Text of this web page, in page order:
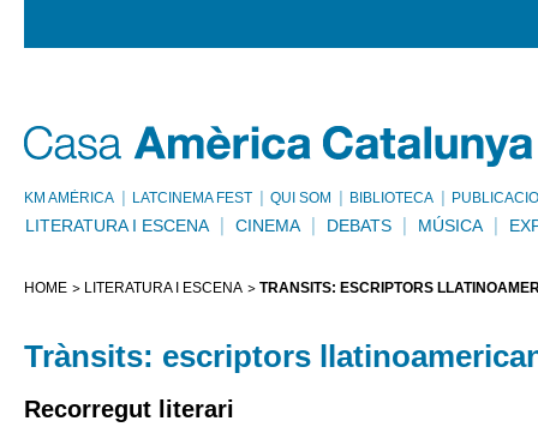
KM AMÈRICA LATCINEMA FEST QUI SOM BIBLIOTECA
LITERATURA I ESCENA CINEMA DEBATS MÚSICA
HOME LITERATURA I ESCENA TRÀNSITS: ESCRIPTORS
Trànsits: escriptors
Recorregut literari